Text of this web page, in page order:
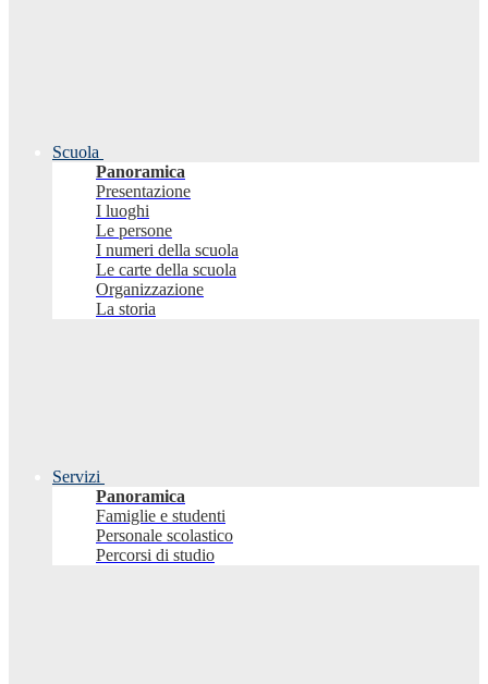
Scuola
Panoramica
Presentazione
I luoghi
Le persone
I numeri della scuola
Le carte della scuola
Organizzazione
La storia
Servizi
Panoramica
Famiglie e studenti
Personale scolastico
Percorsi di studio